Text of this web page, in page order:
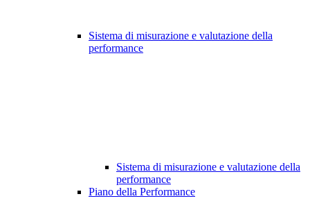
Sistema di misurazione e valutazione della
performance
Sistema di misurazione e valutazione della
performance
Piano della Performance